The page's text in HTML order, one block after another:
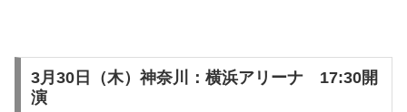
3月30日（木）神奈川：横浜アリーナ 17:30開
演